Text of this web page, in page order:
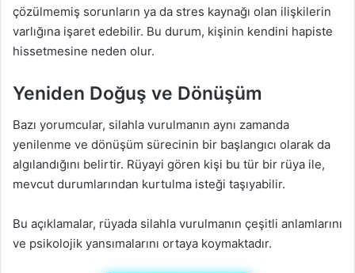
çözülmemiş sorunların ya da stres kaynağı olan ilişkilerin
varlığına işaret edebilir. Bu durum, kişinin kendini hapiste
hissetmesine neden olur.
Yeniden Doğuş ve Dönüşüm
Bazı yorumcular, silahla vurulmanın aynı zamanda
yenilenme ve dönüşüm sürecinin bir başlangıcı olarak da
algılandığını belirtir. Rüyayi gören kişi bu tür bir rüya ile,
mevcut durumlarından kurtulma isteği taşıyabilir.
Bu açıklamalar, rüyada silahla vurulmanın çeşitli anlamlarını
ve psikolojik yansımalarını ortaya koymaktadır.